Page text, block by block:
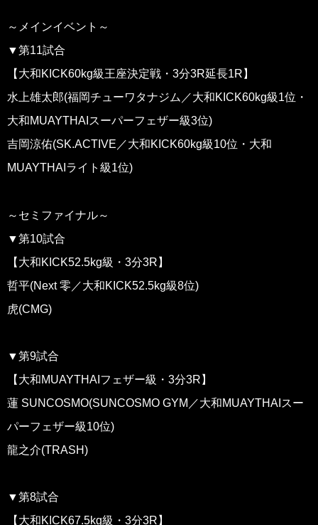
～メインイベント～
▼第11試合
【大和KICK60kg級王座決定戦・3分3R延長1R】
水上雄太郎(福岡チューワタナジム／大和KICK60kg級1位・
大和MUAYTHAIスーパーフェザー級3位)
吉岡涼佑(SK.ACTIVE／大和KICK60kg級10位・大和
MUAYTHAIライト級1位)
～セミファイナル～
▼第10試合
【大和KICK52.5kg級・3分3R】
哲平(Next 零／大和KICK52.5kg級8位)
虎(CMG)
▼第9試合
【大和MUAYTHAIフェザー級・3分3R】
蓮 SUNCOSMO(SUNCOSMO GYM／大和MUAYTHAIスー
パーフェザー級10位)
龍之介(TRASH)
▼第8試合
【大和KICK67.5kg級・3分3R】